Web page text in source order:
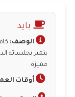
بايد
الوصف:
يتميز بجلساته
مميزة.
أوقات